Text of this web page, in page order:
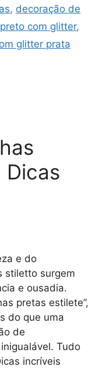
, decoração de
com glitter,
glitter prata
e do
stiletto surgem
e ousadia.
pretas estilete”,
do que uma
de
Tudo
incríveis